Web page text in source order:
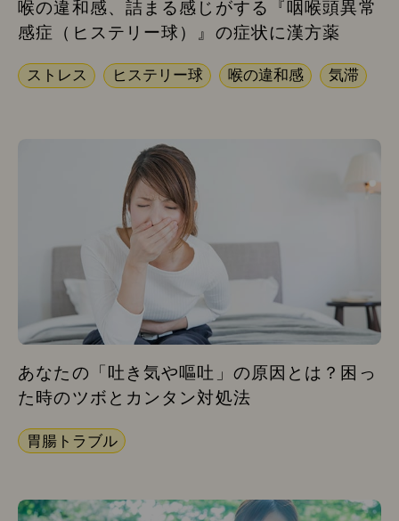
喉の違和感、詰まる感じがする『咽喉頭異常
感症（ヒステリー球）』の症状に漢方薬
ストレス ヒステリー球 喉の違和感 気滞
あなたの「吐き気や嘔吐」の原因とは？困っ
た時のツボとカンタン対処法
胃腸トラブル